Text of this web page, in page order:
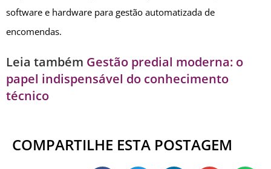
software e hardware para gestão automatizada de
encomendas.
Leia também Gestão predial moderna: o
papel indispensável do conhecimento
técnico
COMPARTILHE ESTA POSTAGEM